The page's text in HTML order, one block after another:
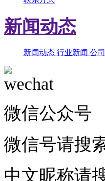
新闻动态
新闻动态 行业新闻 公
微信公众号
微信号请搜
中文昵称请